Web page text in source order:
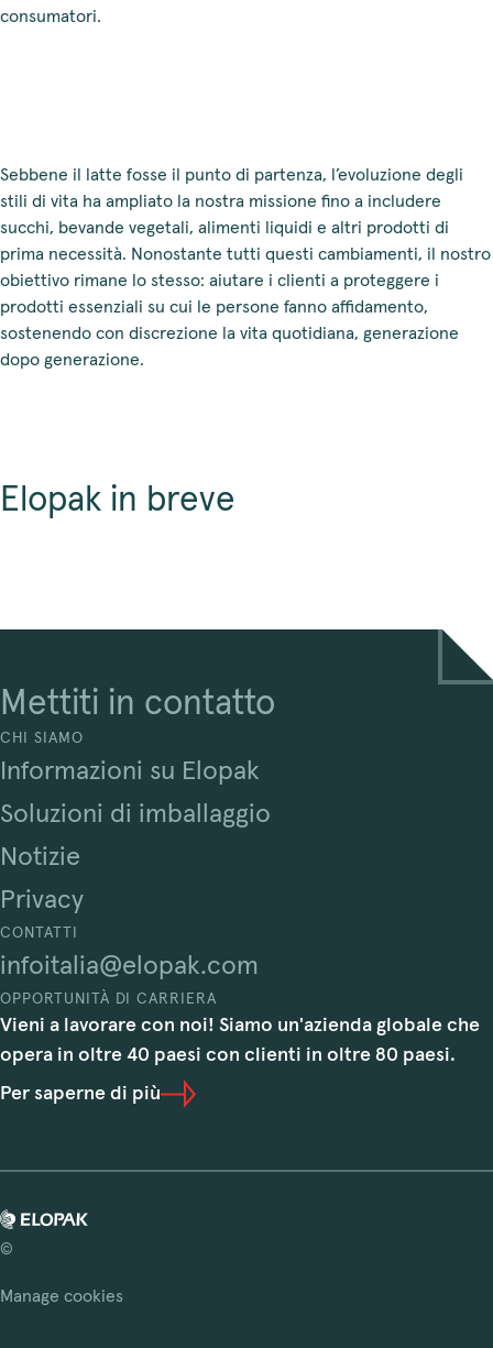
consumatori.
Sebbene il latte fosse il punto di partenza, l’evoluzione degli
stili di vita ha ampliato la nostra missione fino a includere
succhi, bevande vegetali, alimenti liquidi e altri prodotti di
prima necessità. Nonostante tutti questi cambiamenti, il nostro
obiettivo rimane lo stesso: aiutare i clienti a proteggere i
prodotti essenziali su cui le persone fanno affidamento,
sostenendo con discrezione la vita quotidiana, generazione
dopo generazione.
Elopak in breve
Mettiti in contatto
CHI SIAMO
Informazioni su Elopak
Soluzioni di imballaggio
Notizie
Privacy
CONTATTI
infoitalia@elopak.com
OPPORTUNITÀ DI CARRIERA
Vieni a lavorare con noi! Siamo un'azienda globale che
opera in oltre 40 paesi con clienti in oltre 80 paesi.
Per saperne di più
©
Manage cookies